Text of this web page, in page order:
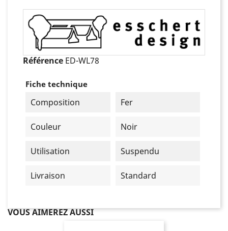
Référence ED-WL78
Fiche technique
Composition Fer
Couleur Noir
Utilisation Suspendu
Livraison Standard
VOUS AIMEREZ AUSSI